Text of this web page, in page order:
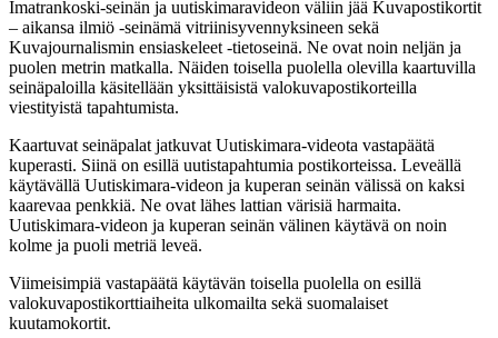
Imatrankoski-seinän ja uutiskimaravideon väliin jää Kuvapostikortit
– aikansa ilmiö -seinämä vitriinisyvennyksineen sekä
Kuvajournalismin ensiaskeleet -tietoseinä. Ne ovat noin neljän ja
puolen metrin matkalla. Näiden toisella puolella olevilla kaartuvilla
seinäpaloilla käsitellään yksittäisistä valokuvapostikorteilla
viestityistä tapahtumista.
Kaartuvat seinäpalat jatkuvat Uutiskimara-videota vastapäätä
kuperasti. Siinä on esillä uutistapahtumia postikorteissa. Leveällä
käytävällä Uutiskimara-videon ja kuperan seinän välissä on kaksi
kaarevaa penkkiä. Ne ovat lähes lattian värisiä harmaita.
Uutiskimara-videon ja kuperan seinän välinen käytävä on noin
kolme ja puoli metriä leveä.
Viimeisimpiä vastapäätä käytävän toisella puolella on esillä
valokuvapostikorttiaiheita ulkomailta sekä suomalaiset
kuutamokortit.